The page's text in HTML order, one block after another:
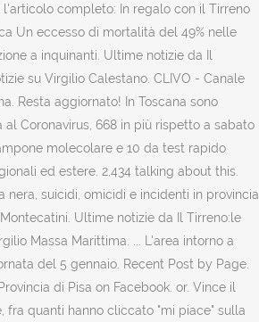
completo: In regalo con il Tirreno
Un eccesso di mortalità del 49% nelle
a inquinanti. Ultime notizie da Il
su Virgilio Calestano. CLIVO - Canale
Resta aggiornato! In Toscana sono
al Coronavirus, 668 in più rispetto a sabato
molecolare e 10 da test rapido
ed estere. 2,434 talking about this.
nera, suicidi, omicidi e incidenti in provincia
Ultime notizie da Il Tirreno:le
Massa Marittima. ... L'area intorno a
del 5 gennaio. Recent Post by Page.
di Pisa on Facebook. or. Vince il
fra quanti hanno cliccato "mi piace" sulla